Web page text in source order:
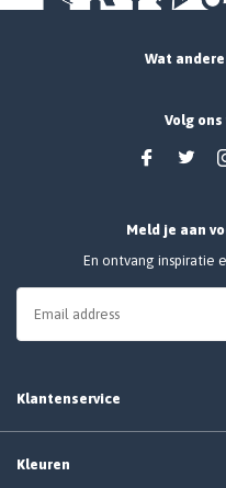
Wat
Volg
Meld je aan
En ontvang inspiratie
Klantenservice
Kleuren